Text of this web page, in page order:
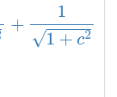
+
1
1 + c2
− −
−−−
√
c